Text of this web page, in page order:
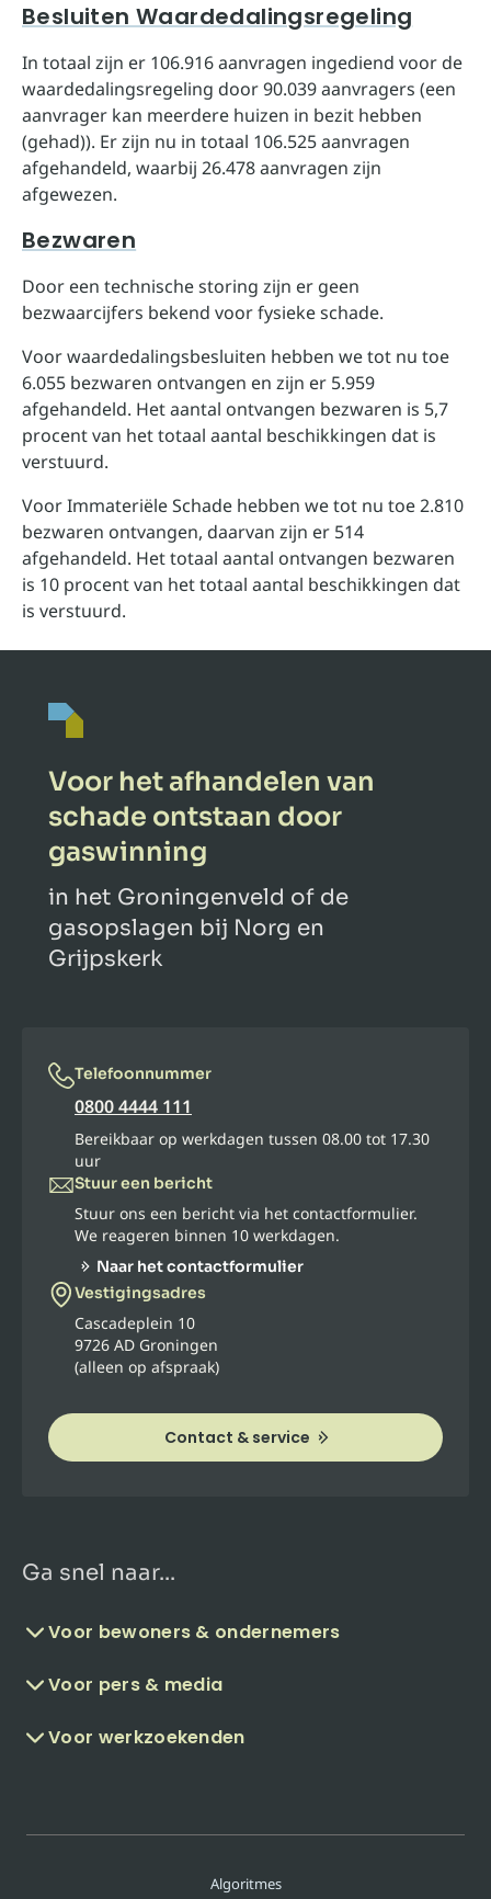
Besluiten Waardedalingsregeling
In totaal zijn er 106.916 aanvragen ingediend voor de
waardedalingsregeling door 90.039 aanvragers (een
aanvrager kan meerdere huizen in bezit hebben
(gehad)). Er zijn nu in totaal 106.525 aanvragen
afgehandeld, waarbij 26.478 aanvragen zijn
afgewezen.
Bezwaren
Door een technische storing zijn er geen
bezwaarcijfers bekend voor fysieke schade.
Voor waardedalingsbesluiten hebben we tot nu toe
6.055 bezwaren ontvangen en zijn er 5.959
afgehandeld. Het aantal ontvangen bezwaren is 5,7
procent van het totaal aantal beschikkingen dat is
verstuurd.
Voor Immateriële Schade hebben we tot nu toe 2.810
bezwaren ontvangen, daarvan zijn er 514
afgehandeld. Het totaal aantal ontvangen bezwaren
is 10 procent van het totaal aantal beschikkingen dat
is verstuurd.
Voor het afhandelen van
schade ontstaan door
gaswinning
in het Groningenveld of de
gasopslagen bij Norg en
Grijpskerk
Telefoonnummer
0800 4444 111
Bereikbaar op werkdagen tussen 08.00 tot 17.30
uur
Stuur een bericht
Stuur ons een bericht via het contactformulier.
We reageren binnen 10 werkdagen.
Naar het contactformulier
Vestigingsadres
Cascadeplein 10
9726 AD Groningen
(alleen op afspraak)
Contact & service
Ga snel naar...
Voor bewoners & ondernemers
Voor pers & media
Voor werkzoekenden
Algoritmes